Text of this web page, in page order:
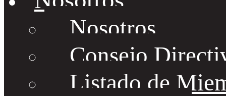
Nosotros
Consejo
Listado de